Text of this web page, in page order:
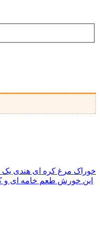
خوراک مرغ کره ای هندی
این خورش طعم خامه ای و